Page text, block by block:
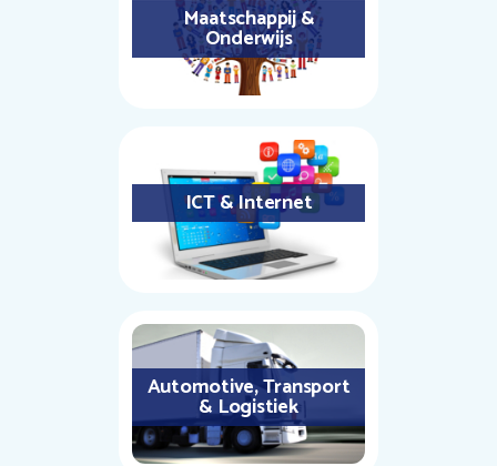
Maatschappij &
Onderwijs
ICT & Internet
Automotive, Transport
& Logistiek